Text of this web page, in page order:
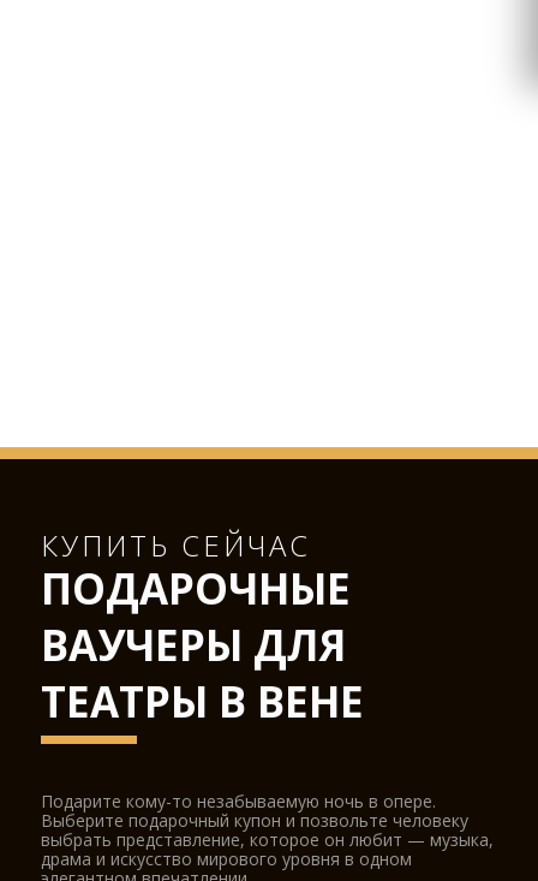
КУПИТЬ СЕЙЧАС
ПОДАРОЧНЫЕ
ВАУЧЕРЫ ДЛЯ
ТЕАТРЫ В ВЕНЕ
Подарите кому-то незабываемую ночь в опере.
Выберите подарочный купон и позвольте человеку
выбрать представление, которое он любит — музыка,
драма и искусство мирового уровня в одном